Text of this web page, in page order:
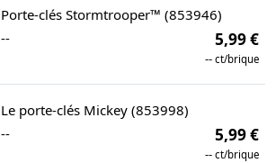
Porte-clés Stormtrooper™ (853946)
--
5,99 €
-- ct/brique
Le porte-clés Mickey (853998)
--
5,99 €
-- ct/brique